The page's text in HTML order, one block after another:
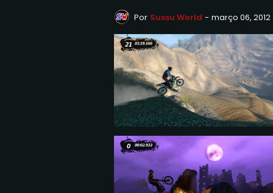
Por Sussu World - março 06, 2012